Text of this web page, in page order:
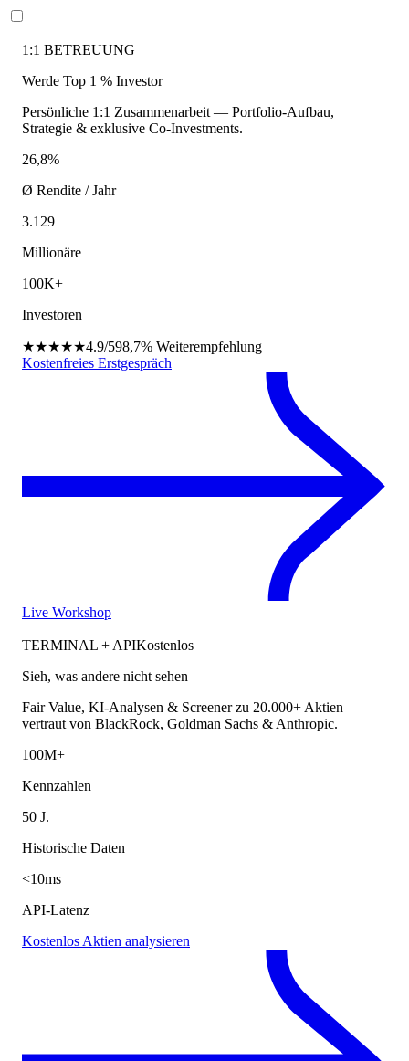
1:1 BETREUUNG
Werde Top 1 % Investor
Persönliche 1:1 Zusammenarbeit — Portfolio-Aufbau,
Strategie & exklusive Co-Investments.
26,8%
Ø Rendite / Jahr
3.129
Millionäre
100K+
Investoren
★★★★★4.9/598,7% Weiterempfehlung
Kostenfreies Erstgespräch
Live Workshop
TERMINAL + APIKostenlos
Sieh, was andere nicht sehen
Fair Value, KI-Analysen & Screener zu 20.000+ Aktien —
vertraut von BlackRock, Goldman Sachs & Anthropic.
100M+
Kennzahlen
50 J.
Historische Daten
<10ms
API-Latenz
Kostenlos Aktien analysieren